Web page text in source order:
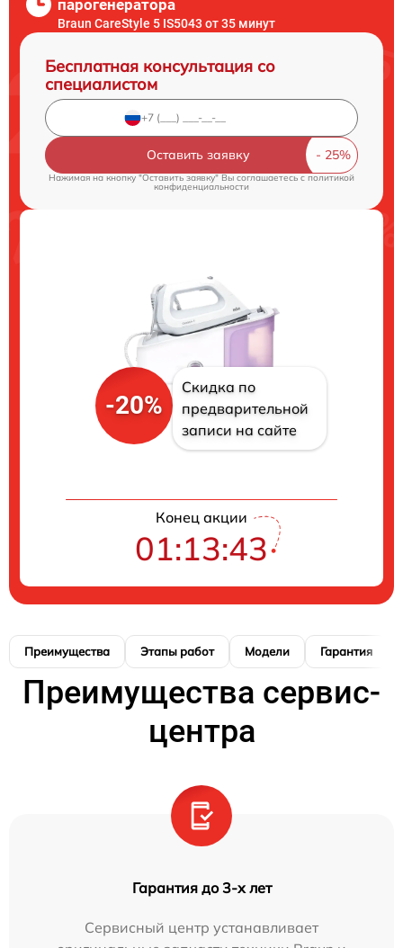
парогенератора
Braun CareStyle 5 IS5043 от 35 минут
Бесплатная консультация со
специалистом
Оставить заявку
Нажимая на кнопку "Оставить заявку" Вы соглашаетесь cполитикой
конфиденциальности
-20%
Скидка по
предварительной
записи на сайте
Конец акции
01:13:42
Преимущества Этапы работ Модели Гарантия
Преимущества сервис-
центра
Гарантия до 3-х лет
Сервисный центр устанавливает